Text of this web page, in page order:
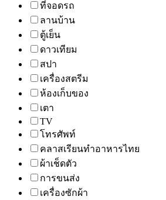
ที่จอดรถ
ลานบ้าน
ตู้เย็น
ดาวเทียม
สปา
เครื่องสตรีม
ห้องเก็บของ
เตา
TV
โทรศัพท์
คลาสเรียนทำอาหารไทย
ผ้าเช็ดตัว
การขนส่ง
เครื่องซักผ้า